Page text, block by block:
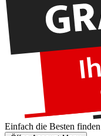
Einfach die Besten finden